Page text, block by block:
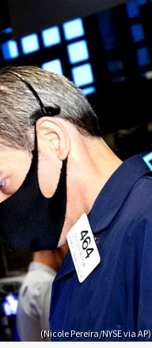
(Nicole Pereira/NYSE via AP)